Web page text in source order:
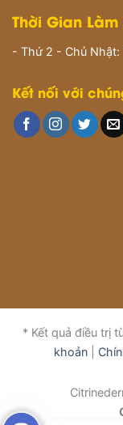
Thời Gian
- Thứ 2 - Chủ Nhật:
Kết nối với
* Kết quả điều trị
khoản|